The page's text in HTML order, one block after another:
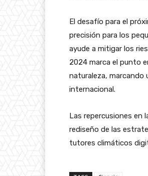
El desafío para el
precisión para los
ayude a mitigar los
2024 marca el punto
naturaleza, marcando
internacional.
Las repercusiones en
rediseño de las
tutores climáticos